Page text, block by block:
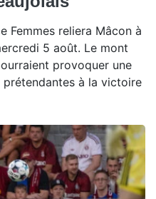
Femmes reliera Mâcon à
5 août. Le mont
provoquer une
à la victoire